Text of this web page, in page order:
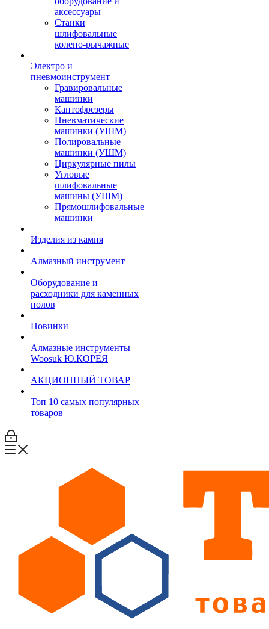
аксессуары
Станки
шлифовальные
колено-рычажные
Электро и
пневмоинструмент
Гравировальные
машинки
Кантофрезеры
Пневматические
машинки (УШМ)
Полировальные
машинки (УШМ)
Циркулярные пилы
Угловые
шлифовальные
машины (УШМ)
Прямошлифовальные
машинки
Изделия из камня
Алмазный инструмент
Оборудование и
расходники для каменных
полов
Новинки
Алмазные инструменты
Woosuk Ю.КОРЕЯ
АКЦИОННЫЙ ТОВАР
Топ 10 самых популярных
товаров